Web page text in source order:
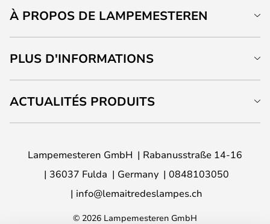
À PROPOS DE LAMPEMESTEREN
PLUS D'INFORMATIONS
ACTUALITÉS PRODUITS
Lampemesteren GmbH
Rabanusstraße 14-16
36037 Fulda
Germany
0848103050
info@lemaitredeslampes.ch
© 2026 Lampemesteren GmbH